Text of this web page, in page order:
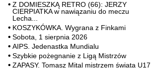
Z DOMIESZKĄ RETRO (66): JERZY
CIERPIATKA w nawiązaniu do meczu
Lecha...
KOSZYKÓWKA. Wygrana z Finkami
Sobota, 1 sierpnia 2026
AIPS. Jedenastka Mundialu
Szybkie pożegnanie z Ligą Mistrzów
ZAPASY. Tomasz Mital mistrzem świata U17